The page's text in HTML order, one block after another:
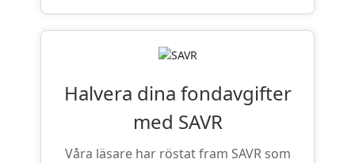
Halvera dina fondavgifter
med SAVR
Våra läsare har röstat fram SAVR som